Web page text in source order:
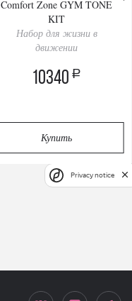
Comfort Zone GYM TONE
KIT
Набор для жизни в
движении
10340 a
Купить
Privacy notice